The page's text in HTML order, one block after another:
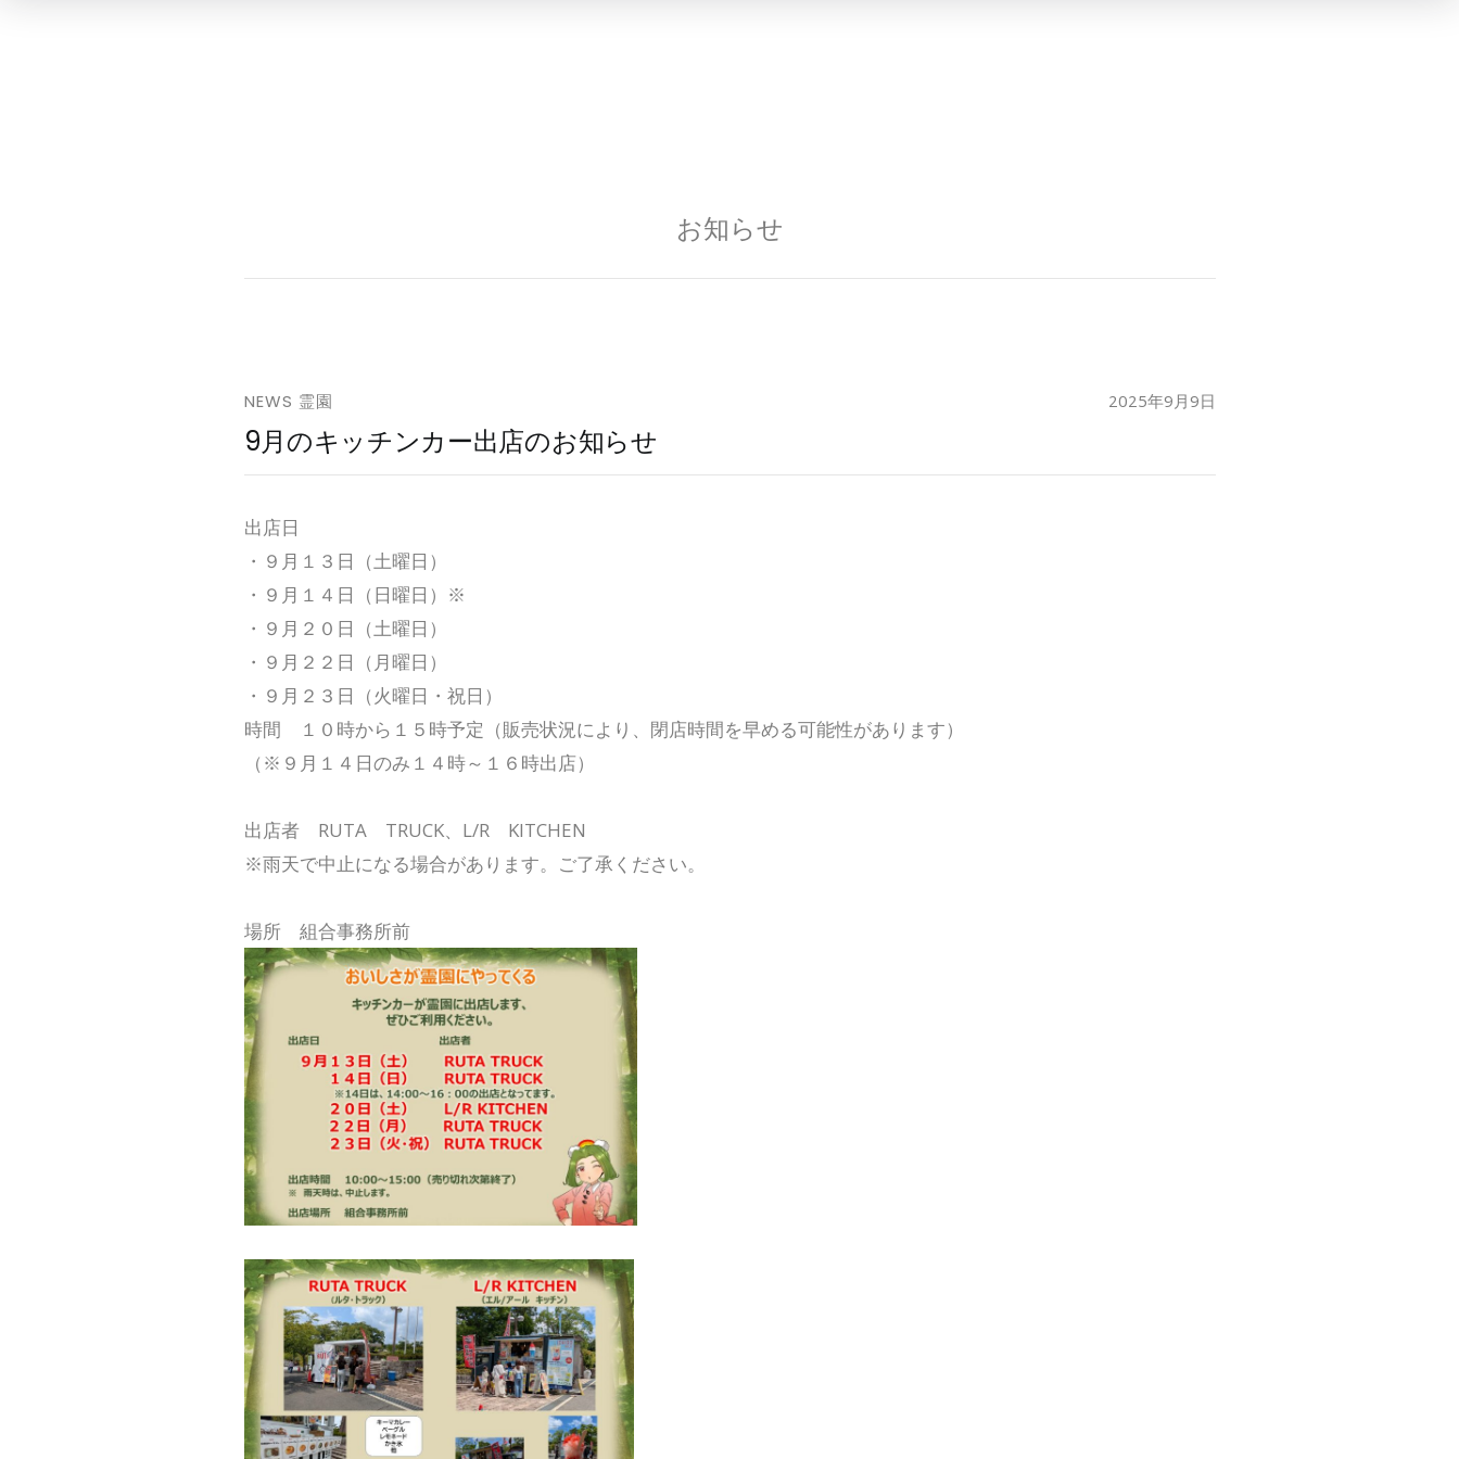
お知らせ
NEWS 霊園 2025年9月9日
9月のキッチンカー出店のお知らせ
出店日
・９月１３日（土曜日）
・９月１４日（日曜日）※
・９月２０日（土曜日）
・９月２２日（月曜日）
・９月２３日（火曜日・祝日）
時間 １０時から１５時予定（販売状況により、閉店時間を早める可能性があります）
（※９月１４日のみ１４時～１６時出店）
出店者 RUTA TRUCK、L/R KITCHEN
※雨天で中止になる場合があります。ご了承ください。
場所 組合事務所前